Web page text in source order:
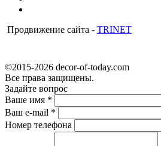
Продвижение сайта - TRINET
©2015-2026 decor-of-today.com
Все права защищены.
Задайте вопрос
Ваше имя *
Ваш e-mail *
Номер телефона